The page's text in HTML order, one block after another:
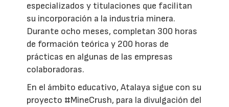
especializados y titulaciones que facilitan
su incorporación a la industria minera.
Durante ocho meses, completan 300 horas
de formación teórica y 200 horas de
prácticas en algunas de las empresas
colaboradoras.
En el ámbito educativo, Atalaya sigue con su
proyecto #MineCrush, para la divulgación del